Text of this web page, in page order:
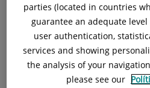
especialitat
web de
parties (located in countries
guarantee an adequate
user authentication,
services and showing
the analysis of your
please see our